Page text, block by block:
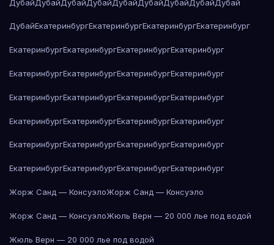
ДубайДубайДубайДубайДубайДубайДубайДубайДубай
ДубайЕкатеринбургЕкатеринбургЕкатеринбургЕкатеринбург
ЕкатеринбургЕкатеринбургЕкатеринбургЕкатеринбург
ЕкатеринбургЕкатеринбургЕкатеринбургЕкатеринбург
ЕкатеринбургЕкатеринбургЕкатеринбургЕкатеринбург
ЕкатеринбургЕкатеринбургЕкатеринбургЕкатеринбург
ЕкатеринбургЕкатеринбургЕкатеринбургЕкатеринбург
ЕкатеринбургЕкатеринбургЕкатеринбургЕкатеринбург
Жорж Санд — КонсуэлоЖорж Санд — Консуэло
Жорж Санд — КонсуэлоЖюль Верн — 20 000 лье под водой
Жюль Верн — 20 000 лье под водой